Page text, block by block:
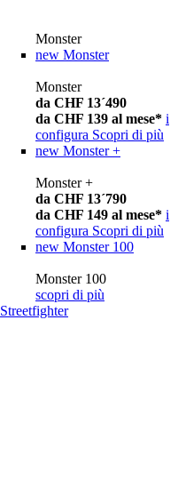
Monster
new Monster
Monster
da CHF 13´490
da CHF 139 al mese* i
configura Scopri di più
new Monster +
Monster +
da CHF 13´790
da CHF 149 al mese* i
configura Scopri di più
new Monster 100
Monster 100
scopri di più
Streetfighter